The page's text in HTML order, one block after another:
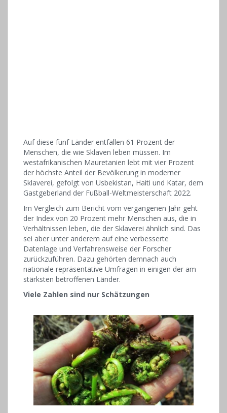
Auf diese fünf Länder entfallen 61 Prozent der
Menschen, die wie Sklaven leben müssen. Im
westafrikanischen Mauretanien lebt mit vier Prozent
der höchste Anteil der Bevölkerung in moderner
Sklaverei, gefolgt von Usbekistan, Haiti und Katar, dem
Gastgeberland der Fußball-Weltmeisterschaft 2022.
Im Vergleich zum Bericht vom vergangenen Jahr geht
der Index von 20 Prozent mehr Menschen aus, die in
Verhältnissen leben, die der Sklaverei ähnlich sind. Das
sei aber unter anderem auf eine verbesserte
Datenlage und Verfahrensweise der Forscher
zurückzuführen. Dazu gehörten demnach auch
nationale repräsentative Umfragen in einigen der am
stärksten betroffenen Länder.
Viele Zahlen sind nur Schätzungen